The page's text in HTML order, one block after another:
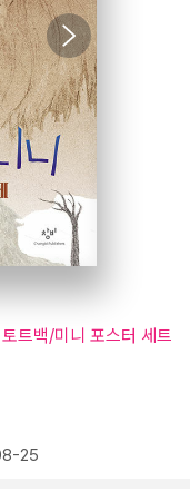
트백/미니 포스터 세트
25